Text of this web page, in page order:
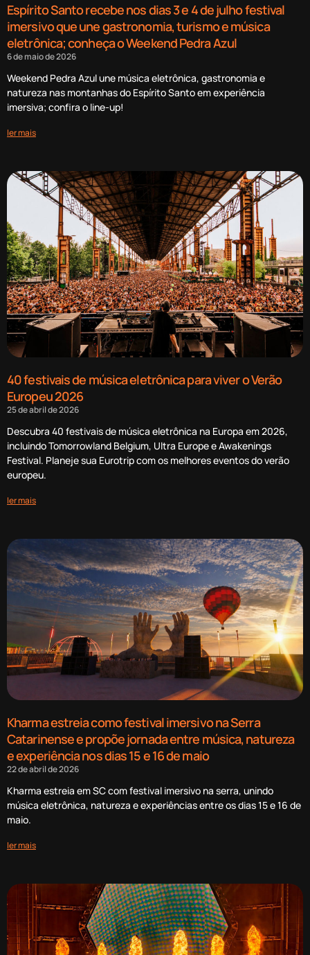
Espírito Santo recebe nos dias 3 e 4 de julho festival
imersivo que une gastronomia, turismo e música
eletrônica; conheça o Weekend Pedra Azul
6 de maio de 2026
Weekend Pedra Azul une música eletrônica, gastronomia e
natureza nas montanhas do Espírito Santo em experiência
imersiva; confira o line-up!
ler mais
40 festivais de música eletrônica para viver o Verão
Europeu 2026
25 de abril de 2026
Descubra 40 festivais de música eletrônica na Europa em 2026,
incluindo Tomorrowland Belgium, Ultra Europe e Awakenings
Festival. Planeje sua Eurotrip com os melhores eventos do verão
europeu.
ler mais
Kharma estreia como festival imersivo na Serra
Catarinense e propõe jornada entre música, natureza
e experiência nos dias 15 e 16 de maio
22 de abril de 2026
Kharma estreia em SC com festival imersivo na serra, unindo
música eletrônica, natureza e experiências entre os dias 15 e 16 de
maio.
ler mais